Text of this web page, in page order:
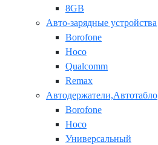
8GB
Авто-зарядные устройства
Borofone
Hoco
Qualcomm
Remax
Автодержатели,Автотабло
Borofone
Hoco
Универсальный